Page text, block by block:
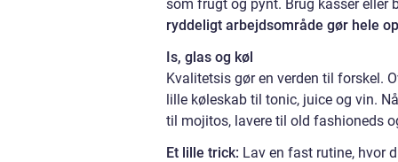
som frugt og pynt. Brug kasser eller
ryddeligt arbejdsområde gør hele
Is, glas og køl
Kvalitetsis gør en verden til forskel.
lille køleskab til tonic, juice og vin.
til mojitos, lavere til old fashioneds
Et lille trick: Lav en fast rutine, hvor